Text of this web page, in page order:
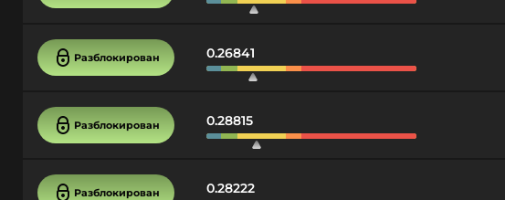
Разблокирован 0.26841
Разблокирован 0.28815
Разблокирован 0.28222